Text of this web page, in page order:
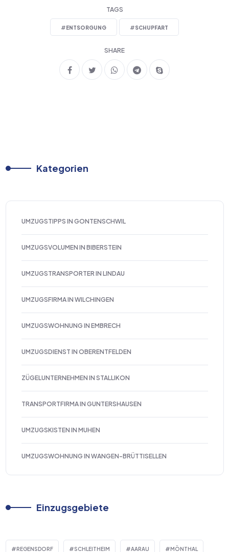
TAGS
#ENTSORGUNG #SCHUPFART
SHARE
Kategorien
UMZUGSTIPPS IN GONTENSCHWIL
UMZUGSVOLUMEN IN BIBERSTEIN
UMZUGSTRANSPORTER IN LINDAU
UMZUGSFIRMA IN WILCHINGEN
UMZUGSWOHNUNG IN EMBRECH
UMZUGSDIENST IN OBERENTFELDEN
ZÜGELUNTERNEHMEN IN STALLIKON
TRANSPORTFIRMA IN GUNTERSHAUSEN
UMZUGSKISTEN IN MUHEN
UMZUGSWOHNUNG IN WANGEN-BRÜTTISELLEN
Einzugsgebiete
REGENSDORF SCHLEITHEIM AARAU MÖNTHAL